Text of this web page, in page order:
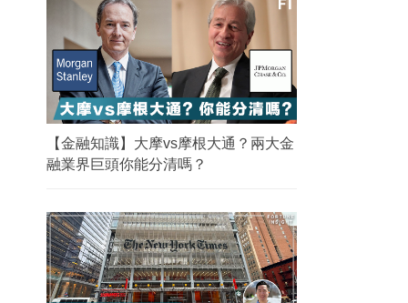
【金融知識】大摩vs摩根大通？兩大金
融業界巨頭你能分清嗎？